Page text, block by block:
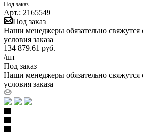
Под заказ
Арт.: 2165549
Под заказ
Наши менеджеры обязательно свяжутся
условия заказа
134 879.61 руб.
/шт
Под заказ
Наши менеджеры обязательно свяжутся
условия заказа